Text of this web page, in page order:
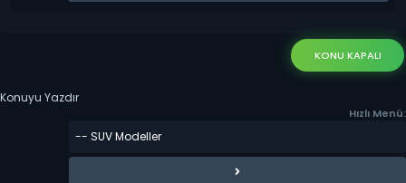
KONU KAPALI
Konuyu Yazdır
Hızlı Menü: